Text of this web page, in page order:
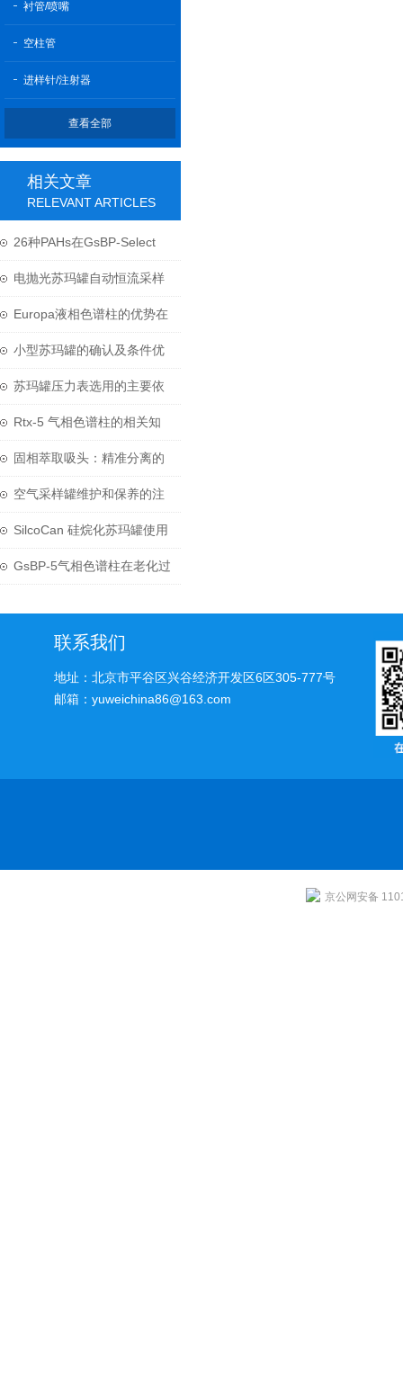
衬管/喷嘴
空柱管
进样针/注射器
查看全部
相关文章
RELEVANT ARTICLES
26种PAHs在GsBP-Select
PAH色谱柱上的测试
电抛光苏玛罐自动恒流采样
系统技术介绍
Europa液相色谱柱的优势在
其分离性能上
小型苏玛罐的确认及条件优
化
苏玛罐压力表选用的主要依
据和原则是什么？
Rtx-5 气相色谱柱的相关知
识普及
固相萃取吸头：精准分离的
微型化学实验室
空气采样罐维护和保养的注
意要点有哪些？
SilcoCan 硅烷化苏玛罐使用
专有电抛光技术和超声工艺
GsBP-5气相色谱柱在老化过
联系我们
地址：北京市平谷区兴谷经济开发区6区305-777号
邮箱：yuweichina86@163.com
京公网安备